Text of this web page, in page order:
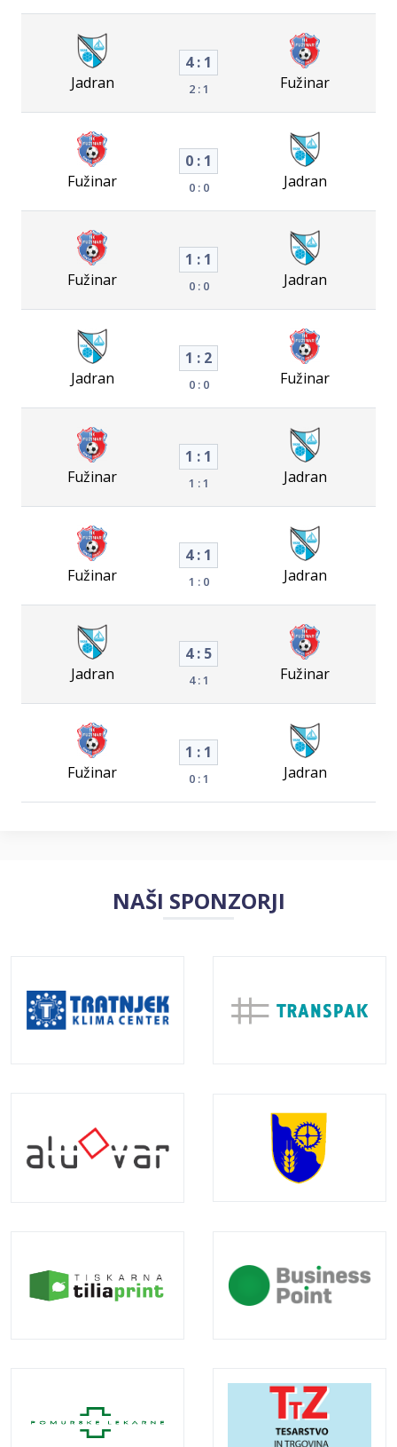
Jadran
4 : 1
2 : 1 Fužinar
Fužinar
0 : 1
0 : 0 Jadran
Fužinar
1 : 1
0 : 0 Jadran
Jadran
1 : 2
0 : 0 Fužinar
Fužinar
1 : 1
1 : 1 Jadran
Fužinar
4 : 1
1 : 0 Jadran
Jadran
4 : 5
4 : 1 Fužinar
Fužinar
1 : 1
0 : 1 Jadran
NAŠI SPONZORJI